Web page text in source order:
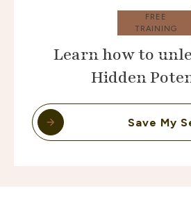
FREE
TRAINING
Learn how to
Hidden
Save My